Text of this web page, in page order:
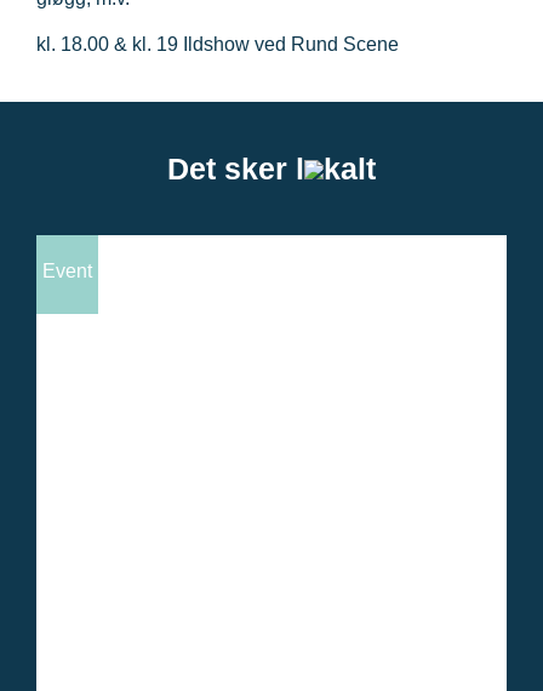
kl. 18.00 & kl. 19 Ildshow ved Rund Scene
Det sker l kalt
Event